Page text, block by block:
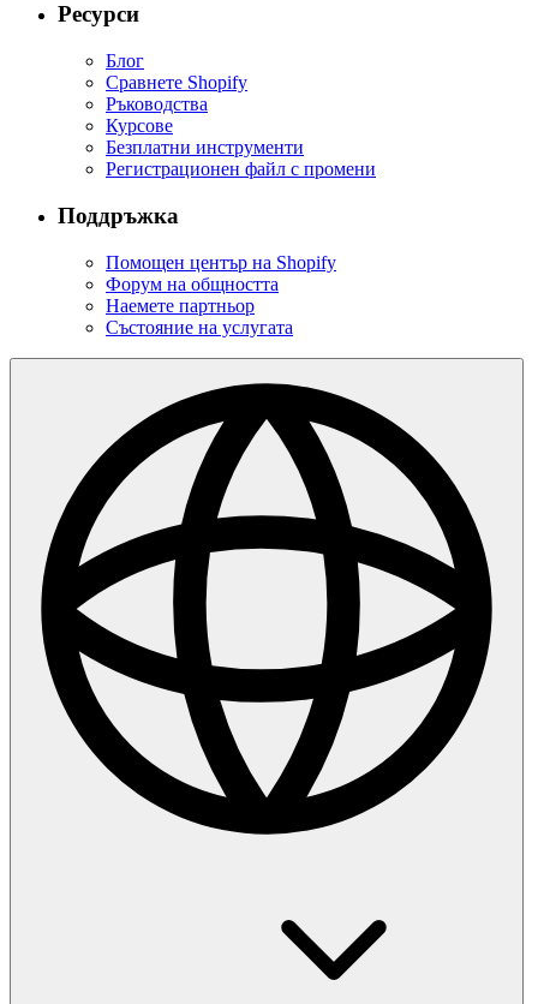
Ресурси
Блог
Сравнете Shopify
Ръководства
Курсове
Безплатни инструменти
Регистрационен файл с промени
Поддръжка
Помощен център на Shopify
Форум на общността
Наемете партньор
Състояние на услугата